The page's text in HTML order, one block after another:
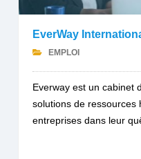
EverWay
EMPLOI
Everway est un cabinet
solutions de ressources
entreprises dans leur